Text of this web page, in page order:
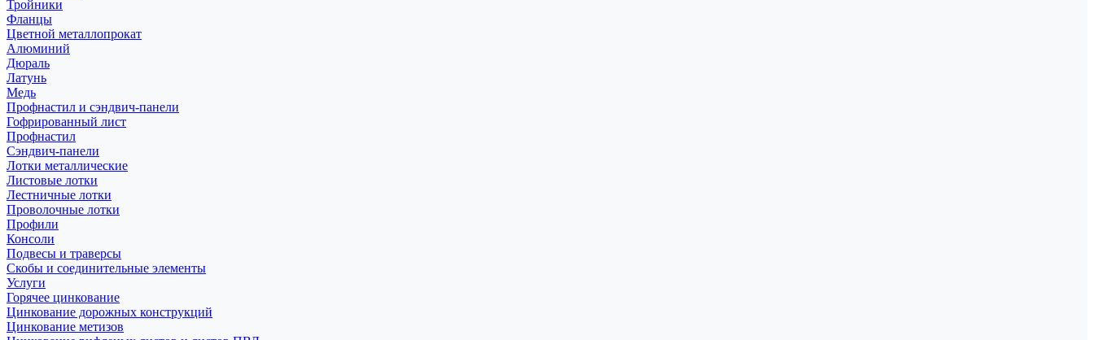
Тройники
Фланцы
Цветной металлопрокат
Алюминий
Дюраль
Латунь
Медь
Профнастил и сэндвич-панели
Гофрированный лист
Профнастил
Сэндвич-панели
Лотки металлические
Листовые лотки
Лестничные лотки
Проволочные лотки
Профили
Консоли
Подвесы и траверсы
Скобы и соединительные элементы
Услуги
Горячее цинкование
Цинкование дорожных конструкций
Цинкование метизов